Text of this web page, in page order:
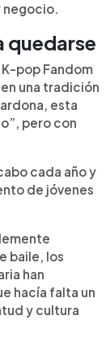
negocio.
quedarse
pop Fandom
una tradición
esta
pero con
cada año y
de jóvenes
baile, los
han
hacía falta un
y cultura